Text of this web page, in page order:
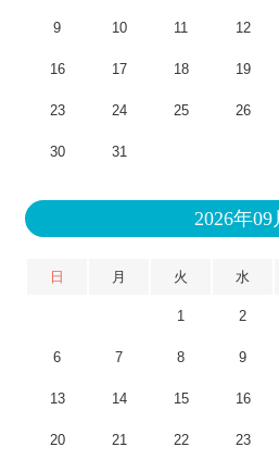
9 10 11 12
16 17 18 19
23 24 25 26
30 31
2026年09
日 月 火 水
1 2
6 7 8 9
13 14 15 16
20 21 22 23